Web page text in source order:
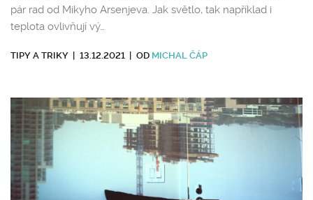
pár rad od Mikyho Arsenjeva. Jak světlo, tak například i
teplota ovlivňují vý…
TIPY A TRIKY | 13.12.2021 | OD MICHAL ČÁP